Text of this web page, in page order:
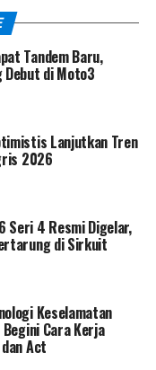
Siluetmass-
makin tajam,
Z1100 terlihat
Kesan agresif ini
yang memberi
Tapi
seperti “monster”
Tandem Baru,
di Moto3
Lanjutkan Tren
2026
Seri 4 Resmi Digelar,
di Sirkuit
Keselamatan
Cara Kerja
Act